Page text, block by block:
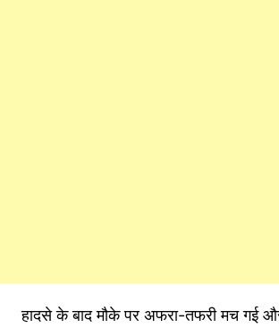
हादसे के बाद मौके पर अफरा-तफरी मच गई